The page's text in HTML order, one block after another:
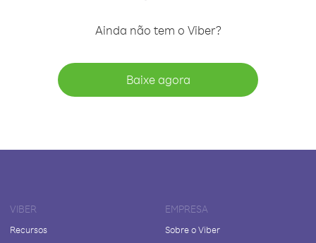
Ainda não tem o Viber?
Baixe agora
VIBER
Recursos
EMPRESA
Sobre o Viber